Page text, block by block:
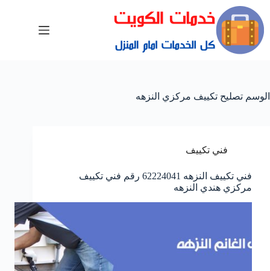
الوسم تصليح تكييف مركزي النزهه
فني تكييف
فني تكييف النزهه 62224041 رقم فني تكييف
مركزي هندي النزهه